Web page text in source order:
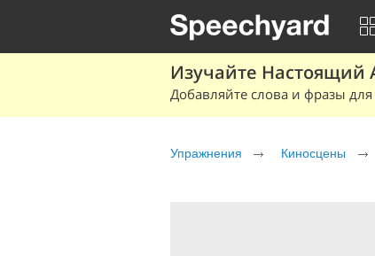
Изучайте
Добавляйте слова и фразы
Упражнения Киносцены